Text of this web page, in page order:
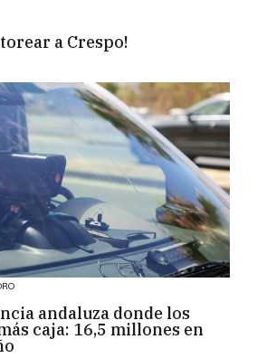
a Crespo!
andaluza donde los
caja: 16,5 millones en